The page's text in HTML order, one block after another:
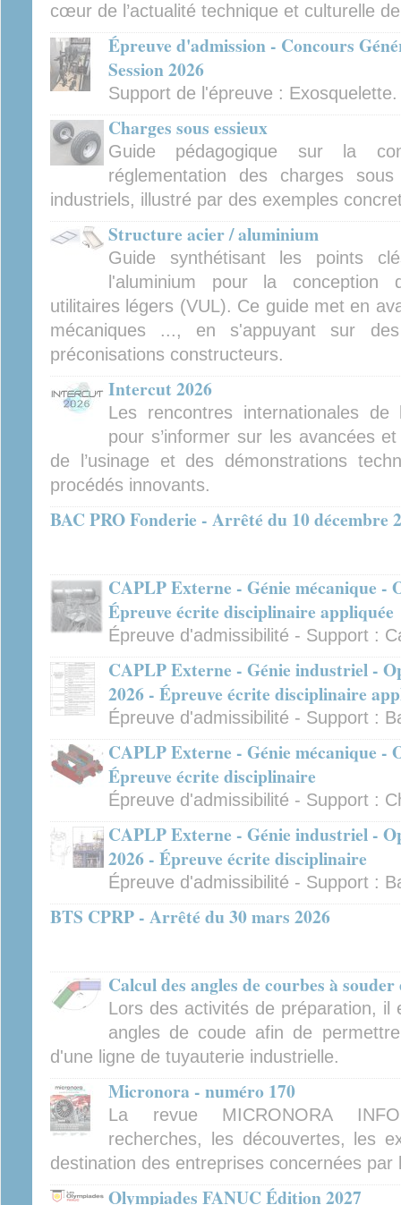
cœur de l’actualité technique et culturelle
Épreuve d'admission - Concours
Session 2026
Support de l'épreuve : Exosquelette.
Charges sous essieux
Guide pédagogique sur la
réglementation des charges
industriels, illustré par des exemples
Structure acier / aluminium
Guide synthétisant les points
l'aluminium pour la conception
utilitaires légers (VUL). Ce guide met en
mécaniques ..., en s'appuyant sur
préconisations constructeurs.
Intercut 2026
Les rencontres internationales
pour s’informer sur les avancées
de l’usinage et des démonstrations
procédés innovants.
BAC PRO Fonderie - Arrêté du 10 décembre
CAPLP Externe - Génie mécanique -
Épreuve écrite disciplinaire appliquée
Épreuve d'admissibilité - Support :
CAPLP Externe - Génie industriel -
2026 - Épreuve écrite disciplinaire
Épreuve d'admissibilité - Support :
CAPLP Externe - Génie mécanique -
Épreuve écrite disciplinaire
Épreuve d'admissibilité - Support :
CAPLP Externe - Génie industriel -
2026 - Épreuve écrite disciplinaire
Épreuve d'admissibilité - Support :
BTS CPRP - Arrêté du 30 mars 2026
Calcul des angles de courbes à
Lors des activités de préparation, il
angles de coude afin de
d'une ligne de tuyauterie industrielle.
Micronora - numéro 170
La revue MICRONORA
recherches, les découvertes, les
destination des entreprises concernées
Olympiades FANUC Édition 2027